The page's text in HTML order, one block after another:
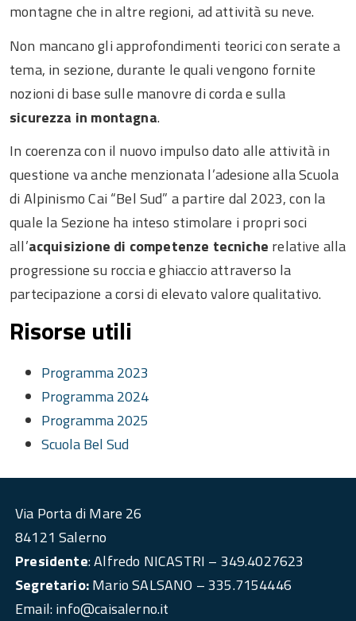
montagne che in altre regioni, ad attività su neve.
Non mancano gli approfondimenti teorici con serate a
tema, in sezione, durante le quali vengono fornite
nozioni di base sulle manovre di corda e sulla
sicurezza in montagna.
In coerenza con il nuovo impulso dato alle attività in
questione va anche menzionata l’adesione alla Scuola
di Alpinismo Cai “Bel Sud” a partire dal 2023, con la
quale la Sezione ha inteso stimolare i propri soci
all’acquisizione di competenze tecniche relative alla
progressione su roccia e ghiaccio attraverso la
partecipazione a corsi di elevato valore qualitativo.
Risorse utili
Programma 2023
Programma 2024
Programma 2025
Scuola Bel Sud
Via Porta di Mare 26
84121 Salerno
Presidente: Alfredo NICASTRI – 349.4027623
Segretario:Mario SALSANO – 335.7154446
Email: info@caisalerno.it